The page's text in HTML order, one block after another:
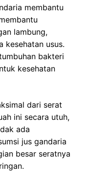
membantu
lambung,
kesehatan usus.
bakteri
kesehatan
dari serat
ini secara utuh,
ada
jus gandaria
besar seratnya